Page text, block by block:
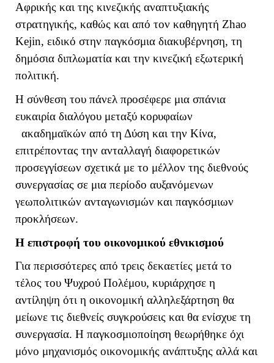
Αφρικής και της κινεζικής αναπτυξιακής
στρατηγικής, καθώς και από τον καθηγητή Zhao
Kejin, ειδικό στην παγκόσμια διακυβέρνηση, τη
δημόσια διπλωματία και την κινεζική εξωτερική
πολιτική.
Η σύνθεση του πάνελ προσέφερε μια σπάνια
ευκαιρία διαλόγου μεταξύ κορυφαίων
ακαδημαϊκών από τη Δύση και την Κίνα,
επιτρέποντας την ανταλλαγή διαφορετικών
προσεγγίσεων σχετικά με το μέλλον της διεθνούς
συνεργασίας σε μια περίοδο αυξανόμενων
γεωπολιτικών ανταγωνισμών και παγκόσμιων
προκλήσεων.
Η επιστροφή του οικονομικού εθνικισμού
Για περισσότερες από τρεις δεκαετίες μετά το
τέλος του Ψυχρού Πολέμου, κυριάρχησε η
αντίληψη ότι η οικονομική αλληλεξάρτηση θα
μείωνε τις διεθνείς συγκρούσεις και θα ενίσχυε τη
συνεργασία. Η παγκοσμιοποίηση θεωρήθηκε όχι
μόνο μηχανισμός οικονομικής ανάπτυξης αλλά και